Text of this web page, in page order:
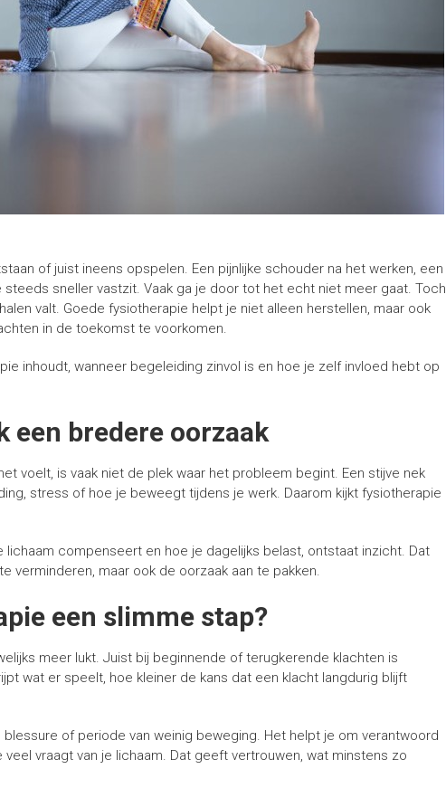
of juist ineens opspelen. Een pijnlijke schouder na het werken, een
sneller vastzit. Vaak ga je door tot het echt niet meer gaat. Toch
valt. Goede fysiotherapie helpt je niet alleen herstellen, maar ook
in de toekomst te voorkomen.
inhoudt, wanneer begeleiding zinvol is en hoe je zelf invloed hebt op
een bredere oorzaak
voelt, is vaak niet de plek waar het probleem begint. Een stijve nek
stress of hoe je beweegt tijdens je werk. Daarom kijkt fysiotherapie
lichaam compenseert en hoe je dagelijks belast, ontstaat inzicht. Dat
verminderen, maar ook de oorzaak aan te pakken.
een slimme stap?
meer lukt. Juist bij beginnende of terugkerende klachten is
wat er speelt, hoe kleiner de kans dat een klacht langdurig blijft
of periode van weinig beweging. Het helpt je om verantwoord
vraagt van je lichaam. Dat geeft vertrouwen, wat minstens zo